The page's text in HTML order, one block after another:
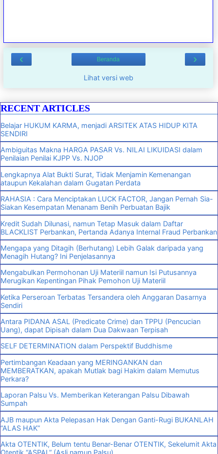
‹ ›
Beranda
Lihat versi web
RECENT ARTICLES
Belajar HUKUM KARMA, menjadi ARSITEK ATAS HIDUP KITA
SENDIRI
Ambiguitas Makna HARGA PASAR Vs. NILAI LIKUIDASI dalam
Penilaian Penilai KJPP Vs. NJOP
Lengkapnya Alat Bukti Surat, Tidak Menjamin Kemenangan
ataupun Kekalahan dalam Gugatan Perdata
RAHASIA : Cara Menciptakan LUCK FACTOR, Jangan Pernah Sia-
Siakan Kesempatan Menanam Benih Perbuatan Bajik
Kredit Sudah Dilunasi, namun Tetap Masuk dalam Daftar
BLACKLIST Perbankan, Pertanda Adanya Internal Fraud Perbankan
Mengapa yang Ditagih (Berhutang) Lebih Galak daripada yang
Menagih Hutang? Ini Penjelasannya
Mengabulkan Permohonan Uji Materiil namun Isi Putusannya
Merugikan Kepentingan Pihak Pemohon Uji Materiil
Ketika Perseroan Terbatas Tersandera oleh Anggaran Dasarnya
Sendiri
Antara PIDANA ASAL (Predicate Crime) dan TPPU (Pencucian
Uang), dapat Dipisah dalam Dua Dakwaan Terpisah
SELF DETERMINATION dalam Perspektif Buddhisme
Pertimbangan Keadaan yang MERINGANKAN dan
MEMBERATKAN, apakah Mutlak bagi Hakim dalam Memutus
Perkara?
Laporan Palsu Vs. Memberikan Keterangan Palsu Dibawah
Sumpah
AJB maupun Akta Pelepasan Hak Dengan Ganti-Rugi BUKANLAH
“ALAS HAK”
Akta OTENTIK, Belum tentu Benar-Benar OTENTIK, Sekelumit Akta
Otentik “ASPAL” (Asli namun Palsu)